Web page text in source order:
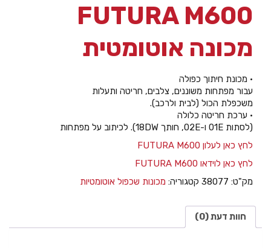
FUTURA M600
מכונה אוטומטית
• מכונת חיתוך כפולה
עבור מפתחות משוננים, צלבים, חריטה ותעלות
משכפלת הכול (לבית ולרכב).
• ערכת חריטה כלולה
(לסתות 01E ו-02E, חותך 18DW). לכיתוב על מפתחות
לחץ כאן לעלון FUTURA M600
לחץ כאן לוידאו FUTURA M600
מק"ט: 38077 קטגוריה: מכונות שכפול אוטומטיות
חוות דעת (0)